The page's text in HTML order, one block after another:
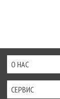
О НАС
СЕРВИС